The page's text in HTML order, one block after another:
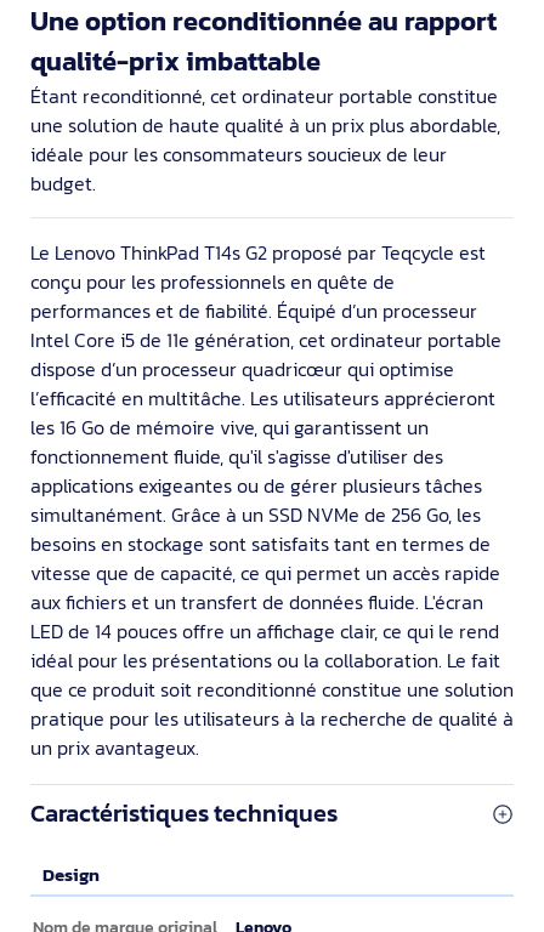
Une option reconditionnée au rapport
qualité-prix imbattable
Étant reconditionné, cet ordinateur portable constitue
une solution de haute qualité à un prix plus abordable,
idéale pour les consommateurs soucieux de leur
budget.
Le Lenovo ThinkPad T14s G2 proposé par Teqcycle est
conçu pour les professionnels en quête de
performances et de fiabilité. Équipé d’un processeur
Intel Core i5 de 11e génération, cet ordinateur portable
dispose d’un processeur quadricœur qui optimise
l’efficacité en multitâche. Les utilisateurs apprécieront
les 16 Go de mémoire vive, qui garantissent un
fonctionnement fluide, qu'il s'agisse d'utiliser des
applications exigeantes ou de gérer plusieurs tâches
simultanément. Grâce à un SSD NVMe de 256 Go, les
besoins en stockage sont satisfaits tant en termes de
vitesse que de capacité, ce qui permet un accès rapide
aux fichiers et un transfert de données fluide. L'écran
LED de 14 pouces offre un affichage clair, ce qui le rend
idéal pour les présentations ou la collaboration. Le fait
que ce produit soit reconditionné constitue une solution
pratique pour les utilisateurs à la recherche de qualité à
un prix avantageux.
Caractéristiques techniques
Design
Design